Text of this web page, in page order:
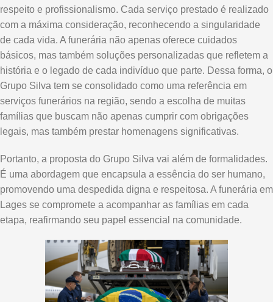
respeito e profissionalismo. Cada serviço prestado é realizado
com a máxima consideração, reconhecendo a singularidade
de cada vida. A funerária não apenas oferece cuidados
básicos, mas também soluções personalizadas que refletem a
história e o legado de cada indivíduo que parte. Dessa forma, o
Grupo Silva tem se consolidado como uma referência em
serviços funerários na região, sendo a escolha de muitas
famílias que buscam não apenas cumprir com obrigações
legais, mas também prestar homenagens significativas.
Portanto, a proposta do Grupo Silva vai além de formalidades.
É uma abordagem que encapsula a essência do ser humano,
promovendo uma despedida digna e respeitosa. A funerária em
Lages se compromete a acompanhar as famílias em cada
etapa, reafirmando seu papel essencial na comunidade.